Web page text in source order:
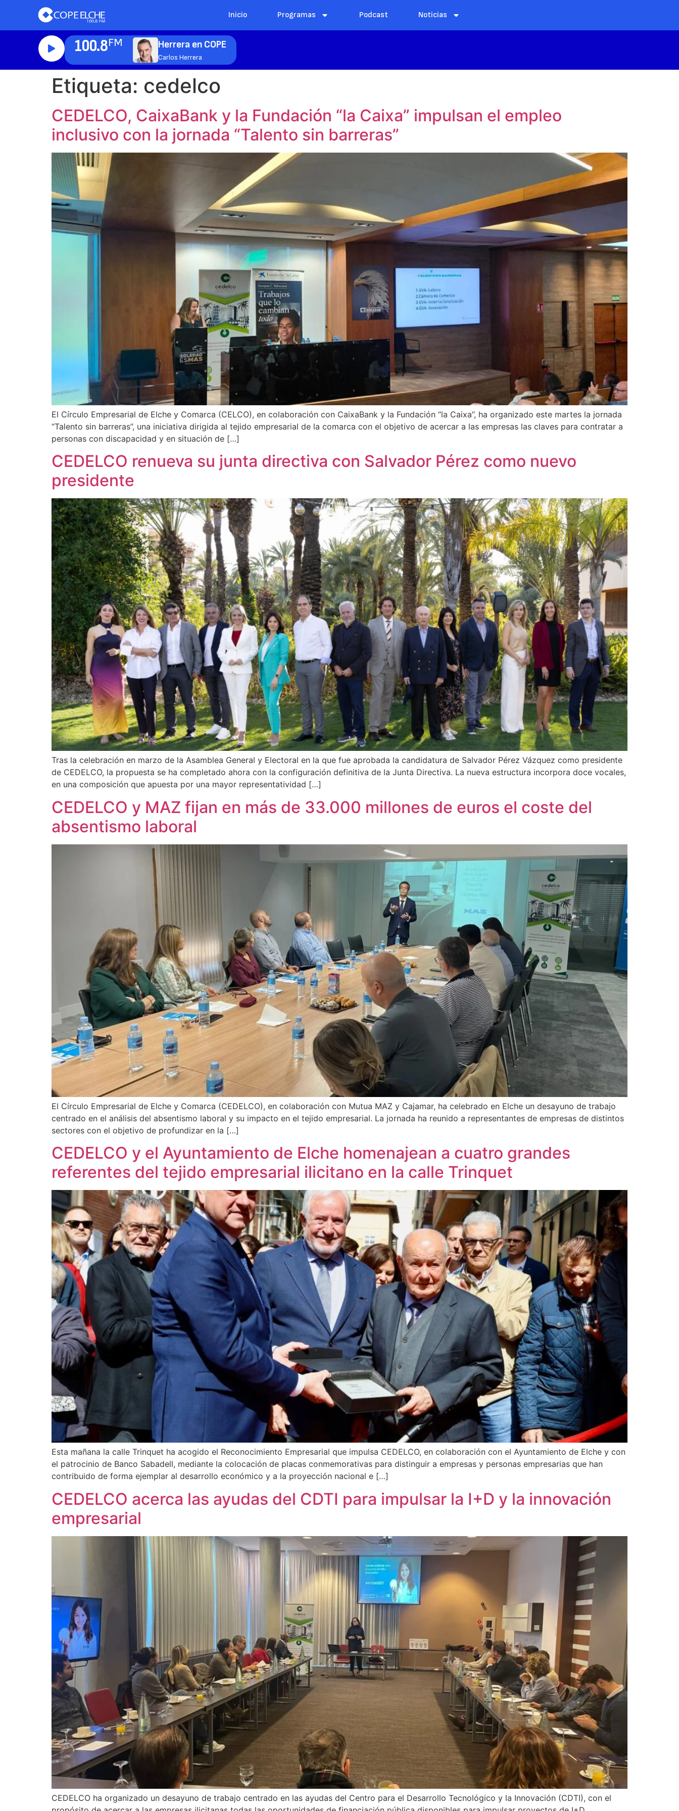
Inicio Programas Podcast Noticias
100.8FM Herrera en COPE
Carlos Herrera
Etiqueta: cedelco
CEDELCO, CaixaBank y la Fundación “la Caixa” impulsan el empleo
inclusivo con la jornada “Talento sin barreras”
El Círculo Empresarial de Elche y Comarca (CELCO), en colaboración con CaixaBank y la Fundación “la Caixa”, ha organizado este martes la jornada
“Talento sin barreras”, una iniciativa dirigida al tejido empresarial de la comarca con el objetivo de acercar a las empresas las claves para contratar a
personas con discapacidad y en situación de […]
CEDELCO renueva su junta directiva con Salvador Pérez como nuevo
presidente
Tras la celebración en marzo de la Asamblea General y Electoral en la que fue aprobada la candidatura de Salvador Pérez Vázquez como presidente
de CEDELCO, la propuesta se ha completado ahora con la configuración definitiva de la Junta Directiva. La nueva estructura incorpora doce vocales,
en una composición que apuesta por una mayor representatividad […]
CEDELCO y MAZ fijan en más de 33.000 millones de euros el coste del
absentismo laboral
El Círculo Empresarial de Elche y Comarca (CEDELCO), en colaboración con Mutua MAZ y Cajamar, ha celebrado en Elche un desayuno de trabajo
centrado en el análisis del absentismo laboral y su impacto en el tejido empresarial. La jornada ha reunido a representantes de empresas de distintos
sectores con el objetivo de profundizar en la […]
CEDELCO y el Ayuntamiento de Elche homenajean a cuatro grandes
referentes del tejido empresarial ilicitano en la calle Trinquet
Esta mañana la calle Trinquet ha acogido el Reconocimiento Empresarial que impulsa CEDELCO, en colaboración con el Ayuntamiento de Elche y con
el patrocinio de Banco Sabadell, mediante la colocación de placas conmemorativas para distinguir a empresas y personas empresarias que han
contribuido de forma ejemplar al desarrollo económico y a la proyección nacional e […]
CEDELCO acerca las ayudas del CDTI para impulsar la I+D y la innovación
empresarial
CEDELCO ha organizado un desayuno de trabajo centrado en las ayudas del Centro para el Desarrollo Tecnológico y la Innovación (CDTI), con el